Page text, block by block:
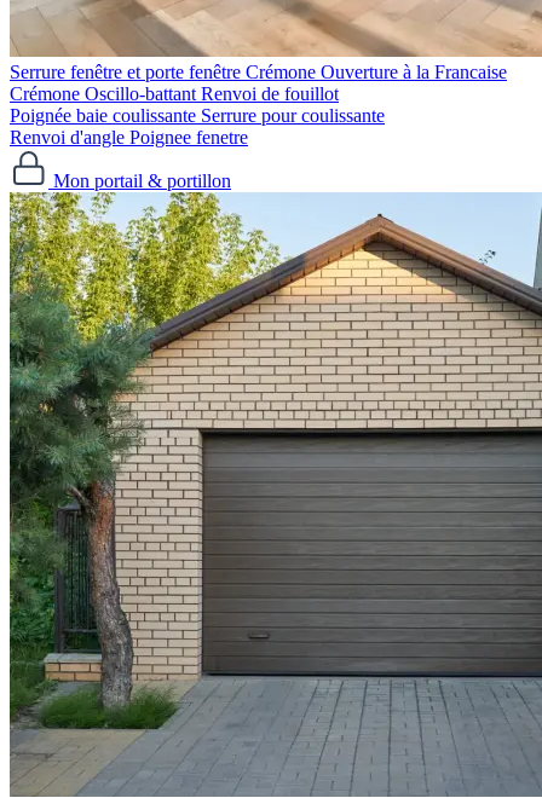
Serrure fenêtre et porte fenêtre Crémone Ouverture à la Francaise
Crémone Oscillo-battant Renvoi de fouillot
Poignée baie coulissante Serrure pour coulissante
Renvoi d'angle Poignee fenetre
Mon portail & portillon